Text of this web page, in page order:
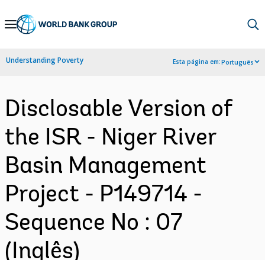
Skip
Navigation
Understanding Poverty Esta página em:Português
Disclosable Version of
the ISR - Niger River
Basin Management
Project - P149714 -
Sequence No : 07
(Inglês)